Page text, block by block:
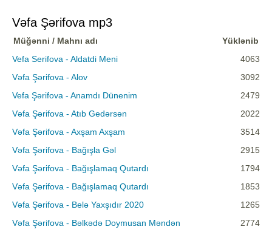
Vəfa Şərifova mp3
Müğənni / Mahnı adı
Yüklənib
Vefa Serifova - Aldatdi Meni
4063
Vəfa Şərifova - Alov
3092
Vefa Şərifova - Anamdı Dünenim
2479
Vəfa Şərifova - Atıb Gedərsən
2022
Vəfa Şərifova - Axşam Axşam
3514
Vəfa Şərifova - Bağışla Gəl
2915
Vəfa Şərifova - Bağışlamaq Qutardı
1794
Vəfa Şərifova - Bağışlamaq Qutardı
1853
Vəfa Şərifova - Belə Yaxşıdır 2020
1265
Vəfa Şərifova - Bəlkədə Doymusan Məndən
2774